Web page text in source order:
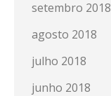
setembro 2018
agosto 2018
julho 2018
junho 2018